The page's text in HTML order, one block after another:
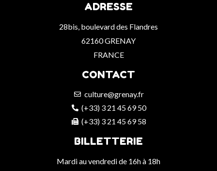
ADRESSE
28bis, boulevard des Flandres
62160 GRENAY
FRANCE
CONTACT
culture@grenay.fr
(+33) 3 21 45 69 50
(+33) 3 21 45 69 58
BILLETTERIE
Mardi au vendredi de 16h à 18h